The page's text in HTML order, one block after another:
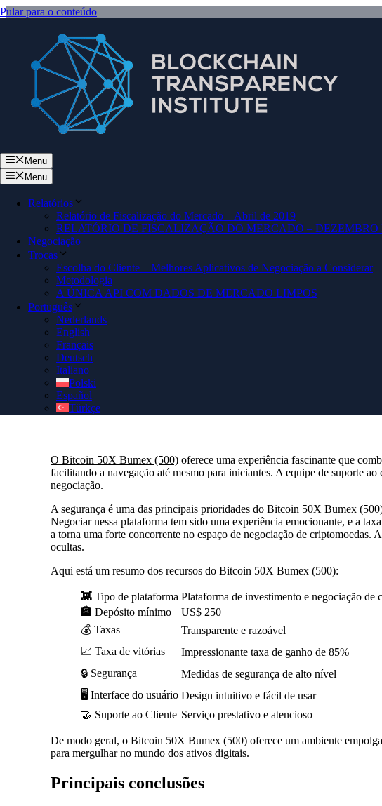
Pular para o conteúdo
Menu
Menu
Relatórios
Relatório de Fiscalização do Mercado – Abril de 2019
RELATÓRIO DE FISCALIZAÇÃO DO MERCADO – DEZEMBRO
Negociação
Trocas
Escolha do Cliente – Melhores Aplicativos de Negociação a Considerar
Metodologia
A ÚNICA API COM DADOS DE MERCADO LIMPOS
Português
Nederlands
English
Français
Deutsch
Italiano
Polski
Español
Türkçe
Bitcoin
Proteja sua conta Bitcoin 50X Bumex (500) autêntica via
gerente de conta pessoal de cortesia para obter assistência perfeita na
O Bitcoin 50X Bumex (500) oferece uma experiência fascinante que
facilitando a navegação até mesmo para iniciantes. A equipe de suporte
negociação.
A segurança é uma das principais prioridades do Bitcoin 50X Bumex
Negociar nessa plataforma tem sido uma experiência emocionante, e a
a torna uma forte concorrente no espaço de negociação de criptomoedas.
ocultas.
Aqui está um resumo dos recursos do Bitcoin 50X Bumex (500):
👾 Tipo de plataforma Plataforma de investimento e negociação de
🏦 Depósito mínimo
US$ 250
💰 Taxas
Transparente e razoável
📈 Taxa de vitórias
Impressionante taxa de ganho de 85%
🔒 Segurança
Medidas de segurança de alto nível
🖥️ Interface do usuário Design intuitivo e fácil de usar
🤝 Suporte ao Cliente Serviço prestativo e atencioso
De modo geral, o Bitcoin 50X Bumex (500) oferece um ambiente
para mergulhar no mundo dos ativos digitais.
Principais conclusões